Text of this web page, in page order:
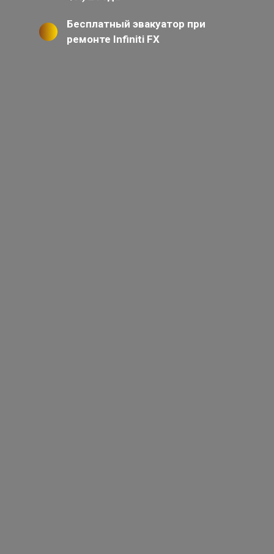
Бесплатный эвакуатор при
ремонте Infiniti FX